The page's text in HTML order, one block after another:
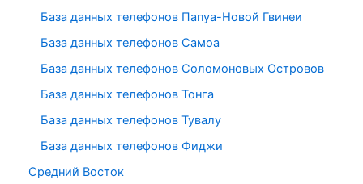
База данных телефонов Папуа-Новой Гвинеи
База данных телефонов Самоа
База данных телефонов Соломоновых Островов
База данных телефонов Тонга
База данных телефонов Тувалу
База данных телефонов Фиджи
Средний Восток